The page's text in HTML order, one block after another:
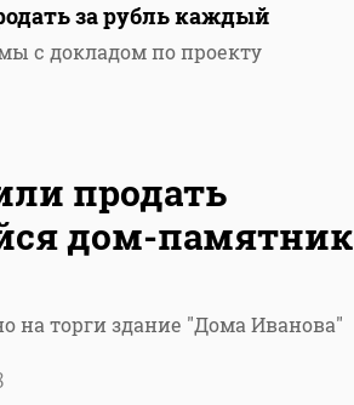
за рубль каждый
с докладом по проекту
продать
дом-памятник
на торги здание "Дома Иванова"